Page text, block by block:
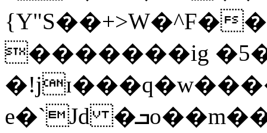
{Y"S��+>W�^F�
�������ig
e�`Jd �ܒo��m��1��d|